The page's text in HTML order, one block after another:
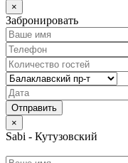
×
Забронировать
×
Sabi - Кутузовский